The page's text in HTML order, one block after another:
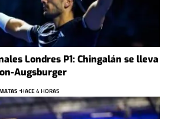
Londres P1: Chingalán se lleva
Augsburger
HACE 4 HORAS